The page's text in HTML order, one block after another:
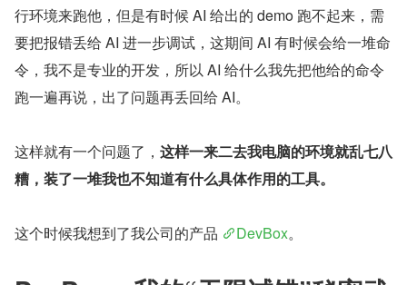
行环境来跑他，但是有时候 AI 给出的 demo 跑不起来，需
要把报错丢给 AI 进一步调试，这期间 AI 有时候会给一堆命
令，我不是专业的开发，所以 AI 给什么我先把他给的命令
跑一遍再说，出了问题再丢回给 AI。
这样就有一个问题了， 这样一来二去我电脑的环境就乱七八
糟，装了一堆我也不知道有什么具体作用的工具。
这个时候我想到了我公司的产品 DevBox。